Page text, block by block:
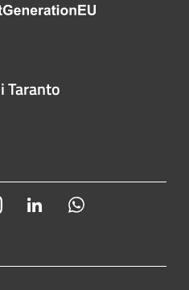
Taranto
Instagram LinkedIn